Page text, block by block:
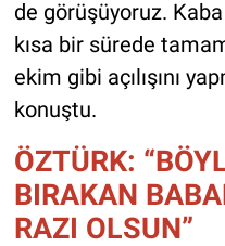
de görüşüyoruz.
kısa bir sürede
ekim gibi açılışını
konuştu.
ÖZTÜRK:
BIRAKAN
RAZI OLSUN”